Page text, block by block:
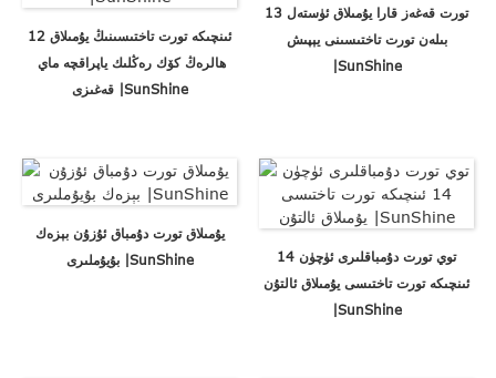
12 ئىنچىكە تورت تاختىسىنىڭ يۇمىلاق
ھالرەڭ كۆك رەڭلىك ياپراقچە ماي ​​
قەغىزى |SunShine
13 تورت قەغەز قارا يۇمىلاق ئۈستەل
بىلەن تورت تاختىسىنى يېپىش
|SunShine
يۇمىلاق تورت دۇمباق ئۇزۇن بېزەك
بۇيۇملىرى |SunShine
توي تورت دۇمباقلىرى ئۈچۈن 14
ئىنچىكە تورت تاختىسى يۇمىلاق ئالتۇن
|SunShine